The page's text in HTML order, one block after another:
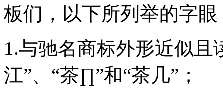
板们，以下所列举的字
1.与驰名商标外形近似且
江”、“茶∏”和“茶几”；